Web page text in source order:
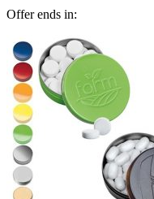
Offer ends in: